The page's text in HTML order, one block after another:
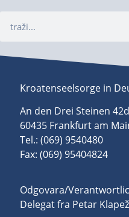
Kroatenseelsorge in
An den Drei Steinen 42d
60435 Frankfurt am
Tel.: (069) 9540480
Fax: (069) 95404824
Odgovara/
Delegat fra Petar Klapež